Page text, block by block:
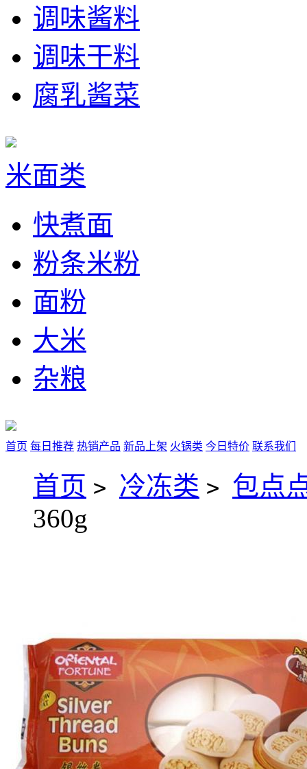
调味酱料
调味干料
腐乳酱菜
米面类
快煮面
粉条米粉
面粉
大米
杂粮
首页 每日推荐 热销产品 新品上架 火锅类 今日特价 联系我们
首页 > 冷冻类 > 包点
360g